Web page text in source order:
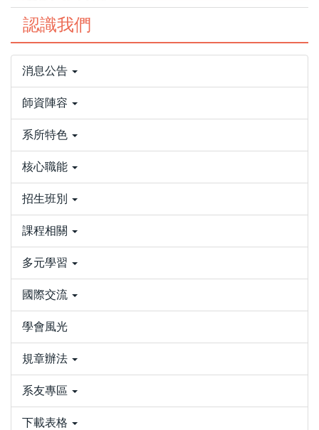
認識我們
消息公告
師資陣容
系所特色
核心職能
招生班別
課程相關
多元學習
國際交流
學會風光
規章辦法
系友專區
下載表格